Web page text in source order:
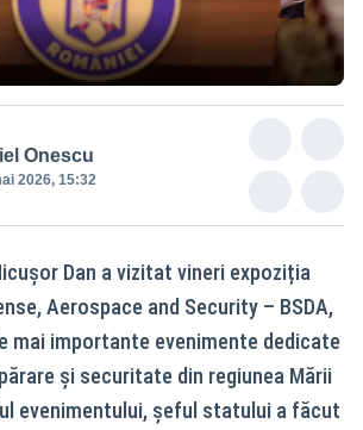
Onescu
2026, 15:32
Dan a vizitat vineri expoziția
Aerospace and Security – BSDA,
mai importante evenimente dedicate
și securitate din regiunea Mării
evenimentului, șeful statului a făcut